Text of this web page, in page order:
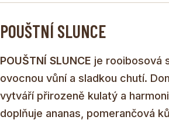
POUŠTNÍ SLUNCE
POUŠTNÍ SLUNCE je rooibosová
ovocnou vůní a sladkou chutí.
vytváří přirozeně kulatý a
doplňuje ananas, pomerančová